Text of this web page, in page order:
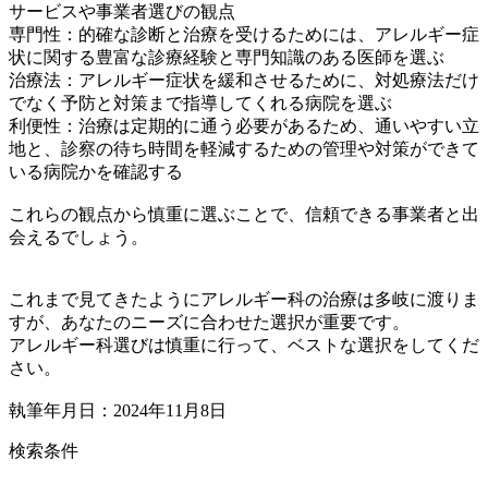
サービスや事業者選びの観点
専門性：的確な診断と治療を受けるためには、アレルギー症
状に関する豊富な診療経験と専門知識のある医師を選ぶ
治療法：アレルギー症状を緩和させるために、対処療法だけ
でなく予防と対策まで指導してくれる病院を選ぶ
利便性：治療は定期的に通う必要があるため、通いやすい立
地と、診察の待ち時間を軽減するための管理や対策ができて
いる病院かを確認する
これらの観点から慎重に選ぶことで、信頼できる事業者と出
会えるでしょう。
これまで見てきたようにアレルギー科の治療は多岐に渡りま
すが、あなたのニーズに合わせた選択が重要です。
アレルギー科選びは慎重に行って、ベストな選択をしてくだ
さい。
執筆年月日：2024年11月8日
検索条件